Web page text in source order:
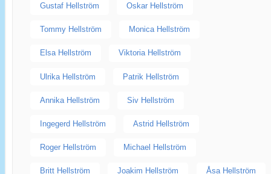
Gustaf Hellström Oskar Hellström
Tommy Hellström Monica Hellström
Elsa Hellström Viktoria Hellström
Ulrika Hellström Patrik Hellström
Annika Hellström Siv Hellström
Ingegerd Hellström Astrid Hellström
Roger Hellström Michael Hellström
Britt Hellström Joakim Hellström Åsa Hellström